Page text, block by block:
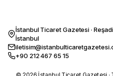
İstanbul Ticaret Gazetesi ·
İstanbul
+90 212 467 65 15